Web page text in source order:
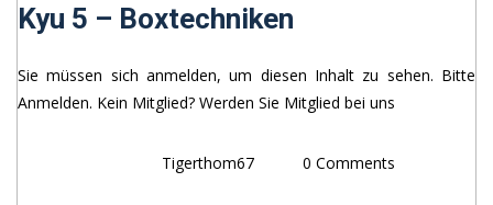
Kyu 5 – Boxtechniken
Sie müssen sich anmelden, um diesen Inhalt zu sehen. Bitte
Anmelden. Kein Mitglied? Werden Sie Mitglied bei uns
Tigerthom67 0 Comments